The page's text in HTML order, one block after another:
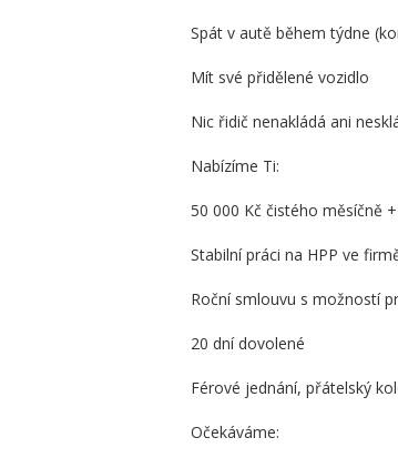
Spát v autě během týdne
Mít své přidělené vozidlo
Nic řidič nenakládá ani
Nabízíme Ti:
50 000 Kč čistého měsíčně
Stabilní práci na HPP ve
Roční smlouvu s možností
20 dní dovolené
Férové jednání, přátelský
Očekáváme: